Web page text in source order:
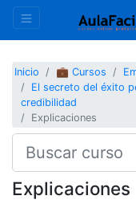
Inicio 💼 Cursos
El secreto del éxito
credibilidad
Explicaciones
Explicaciones